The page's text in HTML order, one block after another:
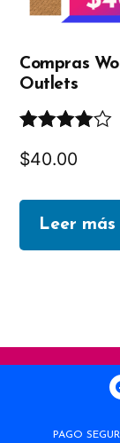
Compras
Outlets
en4.00de
$40.00
Leer más
PAGO